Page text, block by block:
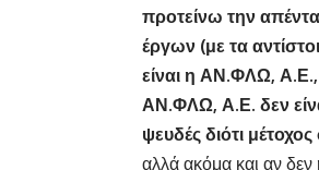
προτείνω την
έργων (με τα
είναι η ΑΝ.ΦΛΩ, Α.Ε.,
ΑΝ.ΦΛΩ, Α.Ε. δεν
ψευδές διότι
αλλά ακόμα και αν